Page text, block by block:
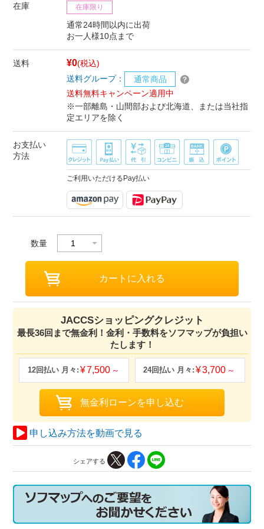
在庫 在庫限り
通常24時間以内に出荷
お一人様10点まで
送料 ¥0(税込)
送料グループ：
通常商品
送料無料キャンペーン適用中
※一部離島・山間部および北海道、または当社指
定エリアを除く
お支払い
方法
ご利用いただけるPay払い
数量
JACCSショッピングクレジット
最長36回まで無金利！金利・手数料をソフマップが負担い
たします！
7,500 3,700
申し込み方法を動画で見る
シェアする